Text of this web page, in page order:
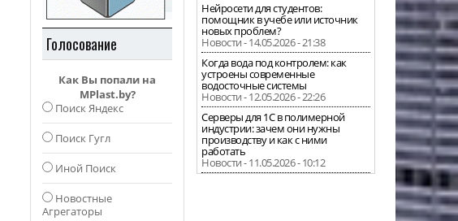
Голосование
Как Вы попали на
MPlast.by?
Поиск Яндекс
Поиск Гугл
Иной Поиск
Новостные
Агрегаторы
Нейросети для студентов:
помощник в учебе или источник
новых проблем?
Новости - 14.05.2026 - 21:38
Когда вода под контролем: как
устроены современные
водосточные системы
Новости - 12.05.2026 - 22:26
Серверы для 1С в полимерной
индустрии: зачем они нужны
производству и как с ними
работать
Новости - 11.05.2026 - 10:12